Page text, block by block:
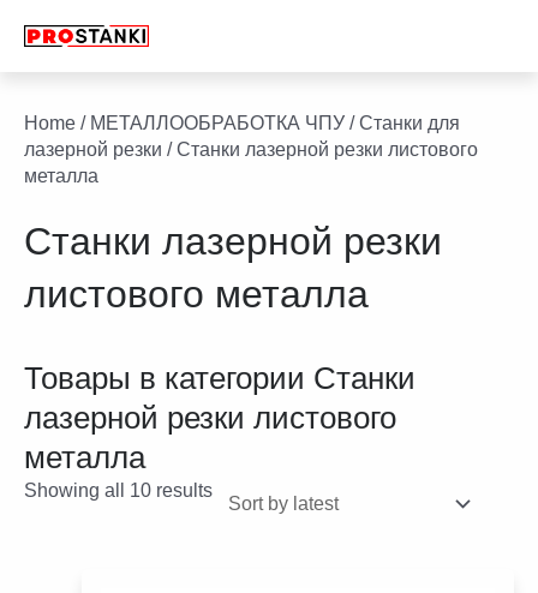
Home / МЕТАЛЛООБРАБОТКА ЧПУ /Станки для
лазерной резки / Станки лазерной резки листового
металла
Станки лазерной резки
листового металла
Товары в категории Станки
лазерной резки листового
металла
Showing all 10 results